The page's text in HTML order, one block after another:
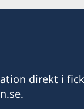
direkt i